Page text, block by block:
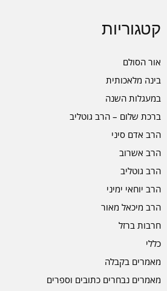
קטגוריות
אור הסולם
בינה מלאכותית
במעגלות השנה
ברכת שלום – הרב גוטליב
הרב אדם סיני
הרב אשרוב
הרב גוטליב
הרב יוחאי ימיני
הרב מיכאל מאור
חרבות ברזל
כללי
מאמרים בקבלה
מאמרים נבחרים כתובים וספרים